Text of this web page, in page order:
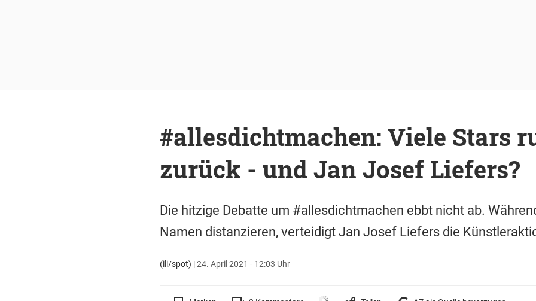
#allesdichtmachen: Viele Stars
zurück - und Jan Josef Liefers?
Die hitzige Debatte um #allesdichtmachen ebbt nicht ab.
Namen distanzieren, verteidigt Jan Josef Liefers die
(ili/spot) |24. April 2021 - 12:03 Uhr